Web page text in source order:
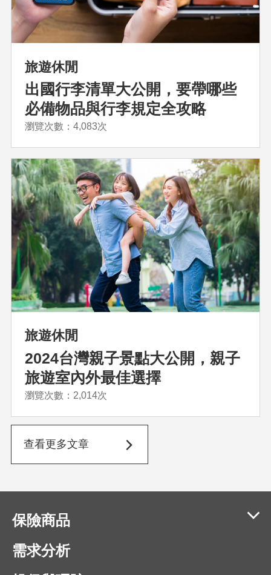
旅遊休閒
出國行李清單大公開，要帶哪些
必備物品與行李規定全攻略
瀏覽次數：4,083次
旅遊休閒
2024台灣親子景點大公開，親子
旅遊室內外最佳選擇
瀏覽次數：2,014次
查看更多文章
保險商品
需求分析